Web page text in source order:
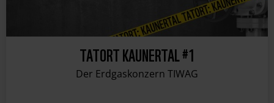
TATORT KAUNERTAL #1
Der Erdgaskonzern TIWAG